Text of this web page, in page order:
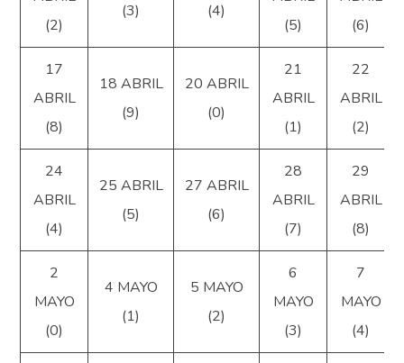
(2)
(3)
(4)
(5)
(6)
17
ABRIL
(8)
18 ABRIL
(9)
20 ABRIL
(0)
21
ABRIL
(1)
22
ABRIL
(2)
24
ABRIL
(4)
25 ABRIL
(5)
27 ABRIL
(6)
28
ABRIL
(7)
29
ABRIL
(8)
2
MAYO
(0)
4 MAYO
(1)
5 MAYO
(2)
6
MAYO
(3)
7
MAYO
(4)